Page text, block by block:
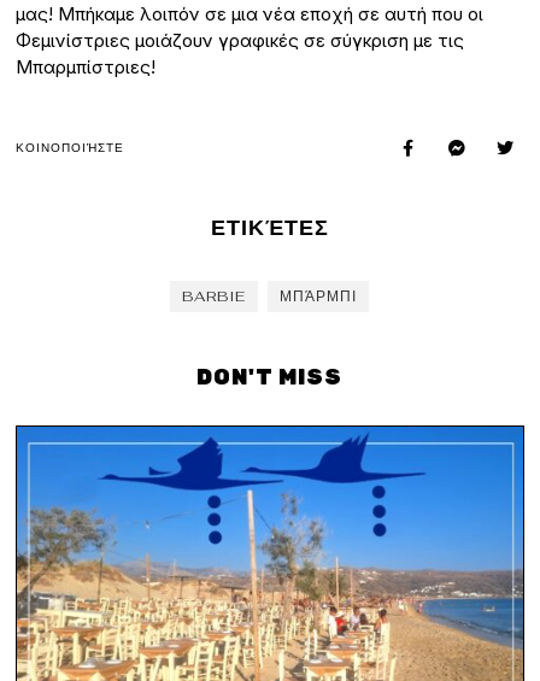
μας! Μπήκαμε λοιπόν σε μια νέα εποχή σε αυτή που οι
Φεμινίστριες μοιάζουν γραφικές σε σύγκριση με τις
Μπαρμπίστριες!
ΚΟΙΝΟΠΟΙΉΣΤΕ
ΕΤΙΚΈΤΕΣ
BARBIE ΜΠΆΡΜΠΙ
DON'T MISS